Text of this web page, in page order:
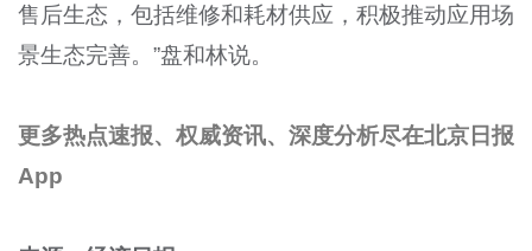
售后生态，包括维修和耗材供应，积极推动应用场
景生态完善。”盘和林说。
更多热点速报、权威资讯、深度分析尽在北京日报
App